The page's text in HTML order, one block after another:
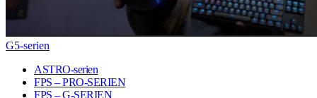
G5-serien
ASTRO-serien
FPS – PRO-SERIEN
FPS – G-SERIEN